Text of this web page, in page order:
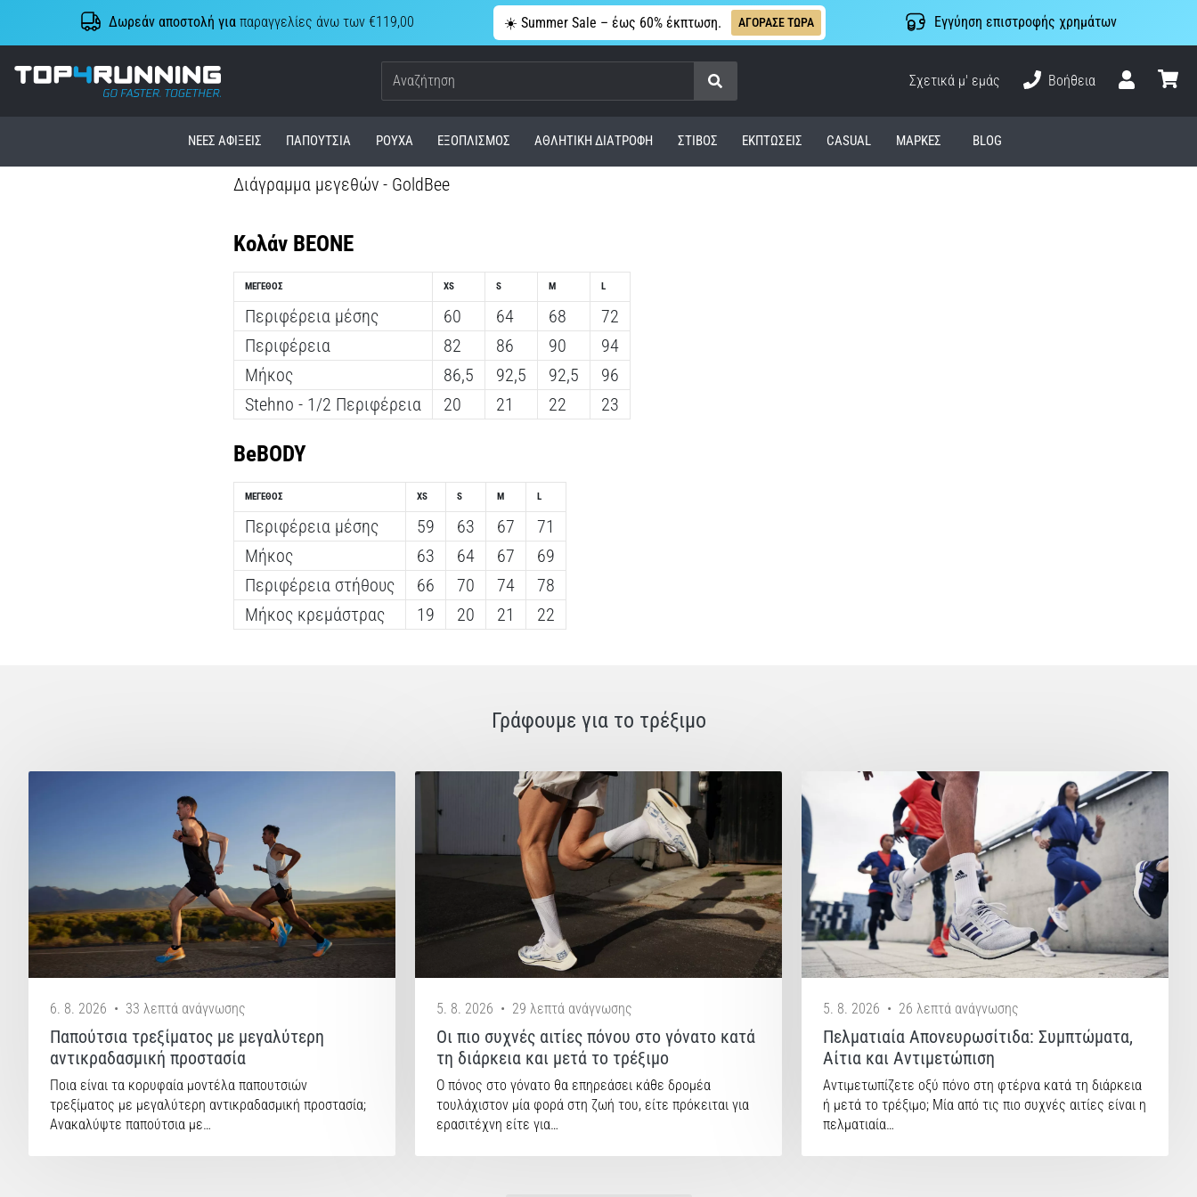
Δωρεάν αποστολή γιαπαραγγελίες άνω των €119,00 ☀️ Summer Sale – έως 60% έκπτωση. ΑΓΟΡΑΣΕ ΤΩΡΑ Εγγύηση επιστροφής χρημάτων
Top4Running.cy
Αναζήτηση
Σχετικά μ' εμάς
Βοήθεια
ΝΈΕΣ ΑΦΊΞΕΙΣ ΠΑΠΟΎΤΣΙΑ ΡΟΎΧΑ ΕΞΟΠΛΙΣΜΌΣ ΑΘΛΗΤΙΚΉ ΔΙΑΤΡΟΦΉ ΣΤΊΒΟΣ ΕΚΠΤΩΣΕΙΣ CASUAL ΜΆΡΚΕΣ BLOG
Διάγραμμα μεγεθών - GoldBee
Κολάν BEONE
ΜΈΓΕΘΟΣ
Περιφέρεια μέσης
Περιφέρεια
Μήκος
Stehno - 1/2 Περιφέρεια
XS
60
82
86,5
20
S
64
86
92,5
21
M
68
90
92,5
22
L
72
94
96
23
BeBODY
ΜΈΓΕΘΟΣ
Περιφέρεια μέσης
Μήκος
Περιφέρεια στήθους
Μήκος κρεμάστρας
XS
59
63
66
19
S
63
64
70
20
M
67
67
74
21
L
71
69
78
22
Γράφουμε για το τρέξιμο
6. 8. 2026 • 33 λεπτά ανάγνωσης
Παπούτσια τρεξίματος με μεγαλύτερη
αντικραδασμική προστασία
Ποια είναι τα κορυφαία μοντέλα παπουτσιών
τρεξίματος με μεγαλύτερη αντικραδασμική προστασία;
Ανακαλύψτε παπούτσια με…
5. 8. 2026 • 29 λεπτά ανάγνωσης
Οι πιο συχνές αιτίες πόνου στο γόνατο κατά
τη διάρκεια και μετά το τρέξιμο
Ο πόνος στο γόνατο θα επηρεάσει κάθε δρομέα
τουλάχιστον μία φορά στη ζωή του, είτε πρόκειται για
ερασιτέχνη είτε για…
5. 8. 2026 • 26 λεπτά ανάγνωσης
Πελματιαία Απονευρωσίτιδα: Συμπτώματα,
Αίτια και Αντιμετώπιση
Αντιμετωπίζετε οξύ πόνο στη φτέρνα κατά τη διάρκεια
ή μετά το τρέξιμο; Μία από τις πιο συχνές αιτίες είναι η
πελματιαία…